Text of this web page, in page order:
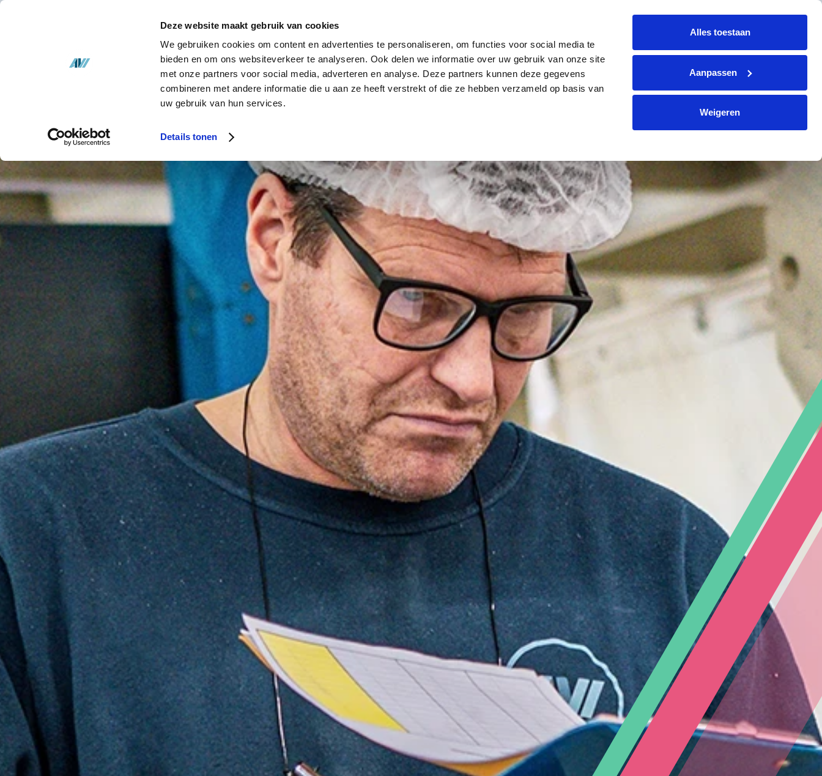
Deze website maakt gebruik van cookies
We gebruiken cookies om content en advertenties te personaliseren, om functies voor social media te
bieden en om ons websiteverkeer te analyseren. Ook delen we informatie over uw gebruik van onze site
met onze partners voor social media, adverteren en analyse. Deze partners kunnen deze gegevens
combineren met andere informatie die u aan ze heeft verstrekt of die ze hebben verzameld op basis van
uw gebruik van hun services.
Details tonen
Alles toestaan
Aanpassen
Weigeren
+31 (0)299 364330 info@avi-volendam.nl
DE
LÖSUNGEN LAGERBESTAND ÜBER UNS NACHRICHTEN KONTAKT Angebot anfordern